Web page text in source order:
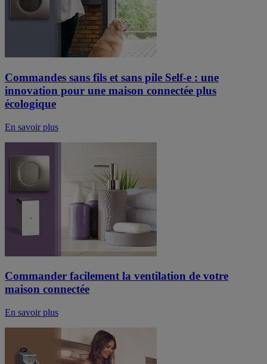
Commandes sans fils et sans pile Self-e : une
innovation pour une maison connectée plus
écologique
En savoir plus
Commander facilement la ventilation de votre
maison connectée
En savoir plus